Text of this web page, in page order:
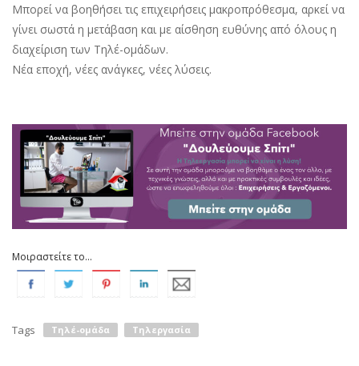
Μπορεί να βοηθήσει τις επιχειρήσεις μακροπρόθεσμα, αρκεί να
γίνει σωστά η μετάβαση και με αίσθηση ευθύνης από όλους η
διαχείριση των Τηλέ-ομάδων.
Νέα εποχή, νέες ανάγκες, νέες λύσεις.
Μοιραστείτε το...
Tags Τηλέ-ομάδα Τηλεργασία